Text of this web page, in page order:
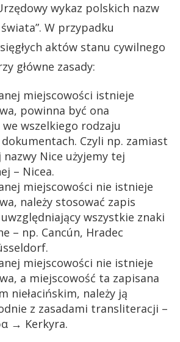
wykaz polskich nazw
W przypadku
aktów stanu cywilnego
główne zasady:
miejscowości istnieje
powinna być ona
wszelkiego rodzaju
Czyli np. zamiast
Nice użyjemy tej
– Nicea.
miejscowości nie istnieje
należy stosować zapis
wszystkie znaki
– np. Cancún, Hradec
miejscowości nie istnieje
a miejscowość ta zapisana
niełacińskim, należy ją
z zasadami transliteracji –
→ Kerkyra.